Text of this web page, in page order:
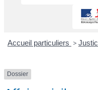
Accueil particuliers >
Dossier